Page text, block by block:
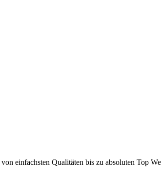
einfachsten Qualitäten bis zu absoluten Top